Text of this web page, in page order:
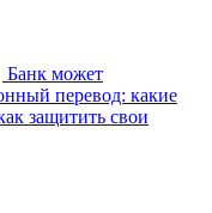
Банк может
перевод: какие
защитить свои